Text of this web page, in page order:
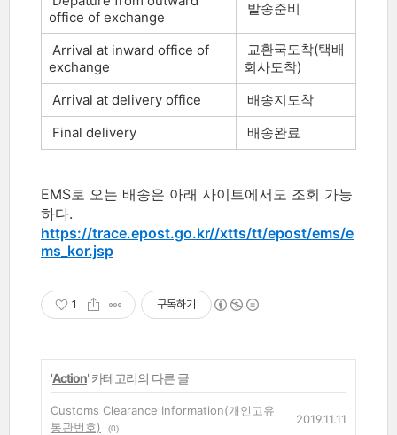
office of exchange
발송준비
Arrival at inward office of
exchange
교환국도착(택배
회사도착)
Arrival at delivery office
배송지도착
Final delivery
배송완료
EMS로 오는 배송은 아래 사이트에서도 조회 가능
하다.
https://trace.epost.go.kr//xtts/tt/epost/ems/e
ms_kor.jsp
1 구독하기
'Action' 카테고리의 다른 글
Customs Clearance Information(개인고유
통관번호)
(0)
2019.11.11